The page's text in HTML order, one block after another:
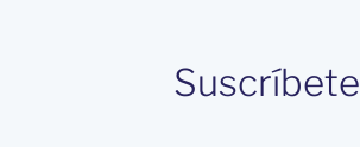
Suscríbete